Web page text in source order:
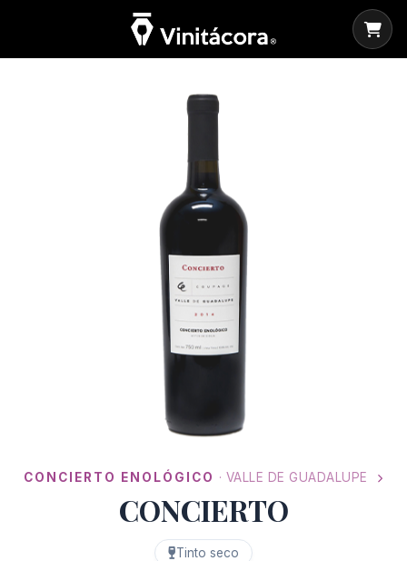
CONCIERTO ENOLÓGICO · VALLE DE GUADALUPE
CONCIERTO
Tinto seco